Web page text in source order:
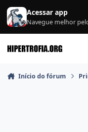
Ir para conteúdo
Acessar app
Navegue melhor
Início do fórum